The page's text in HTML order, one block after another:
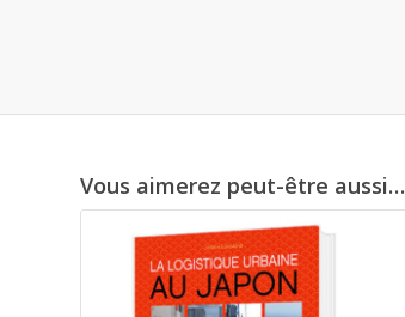
Vous aimerez peut-être aussi…